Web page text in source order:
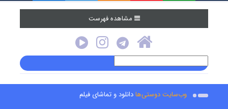
مشاهده فهرست
وب‌سایت دوستی‌هادانلود و تماشای فیلم